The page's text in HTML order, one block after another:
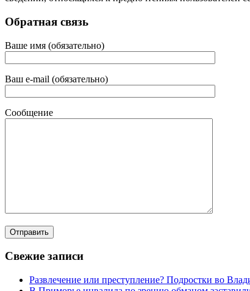
Обратная связь
Ваше имя (обязательно)
Ваш e-mail (обязательно)
Сообщение
Свежие записи
Развлечение или преступление? Подростки во